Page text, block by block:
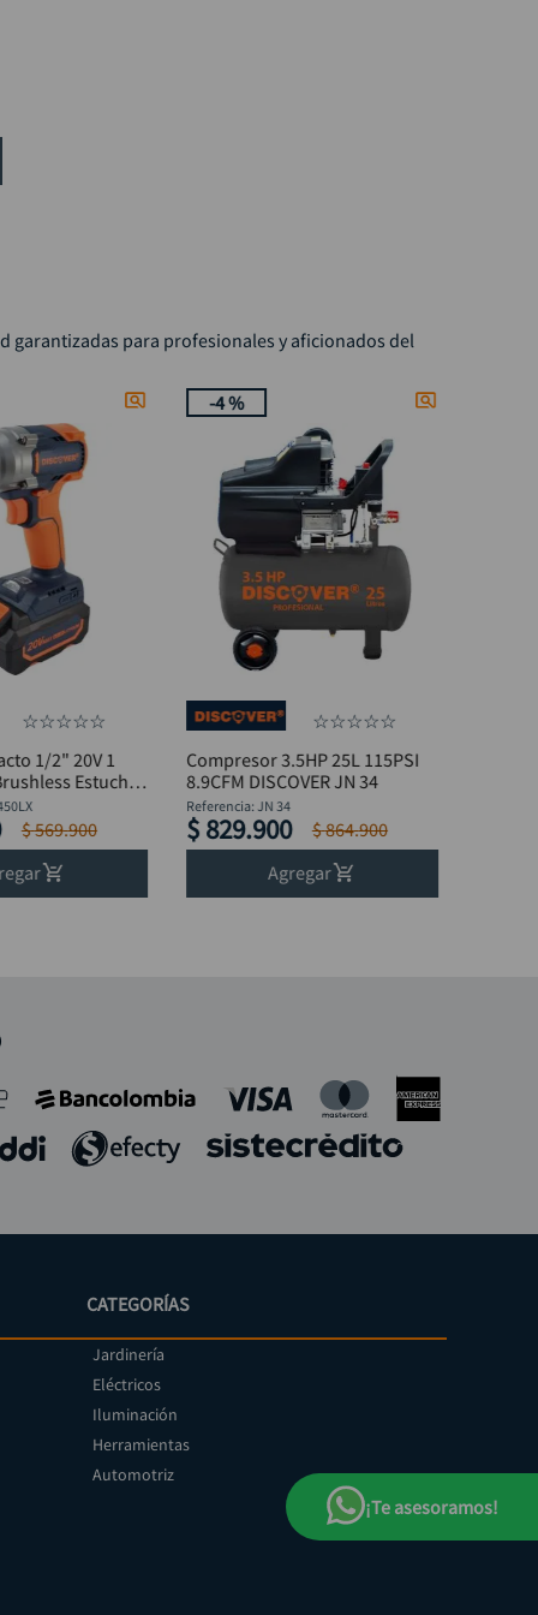
garantizadas para profesionales y aficionados del
☆☆☆☆☆
1/2" 20V 1
Estuche
$569.900
-4 %
☆☆☆☆☆
Compresor 3.5HP 25L 115PSI
8.9CFM DISCOVER JN 34
Referencia: JN 34
$ 829.900 $864.900
Agregar
CATEGORÍAS
Jardinería
Eléctricos
Iluminación
Herramientas
Automotriz
¡Te asesoramos!